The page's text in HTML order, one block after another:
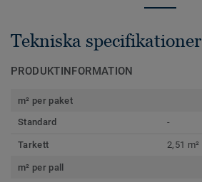
Tekniska specifikationer
PRODUKTINFORMATION
m² per paket
Standard
-
Tarkett 2,51 m²
m² per pall